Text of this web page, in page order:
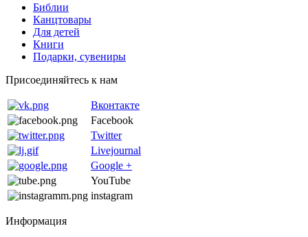
Библии
Канцтовары
Для детей
Книги
Подарки, сувениры
Присоединяйтесь к нам
Вконтакте
Facebook
Twitter
Livejournal
Google +
YouTube
instagram
Информация